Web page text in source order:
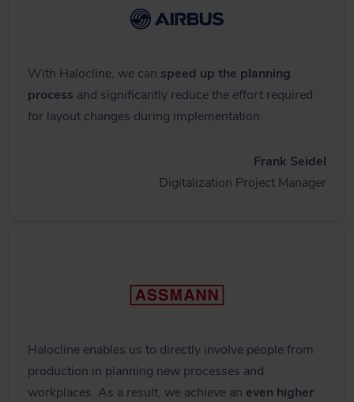
With Halocline, we can speed up the planning
process and significantly reduce the effort required
for layout changes during implementation.
Frank Seidel
Digitalization Project Manager
Halocline enables us to directly involve people from
production in planning new processes and
workplaces. As a result, we achieve an even higher